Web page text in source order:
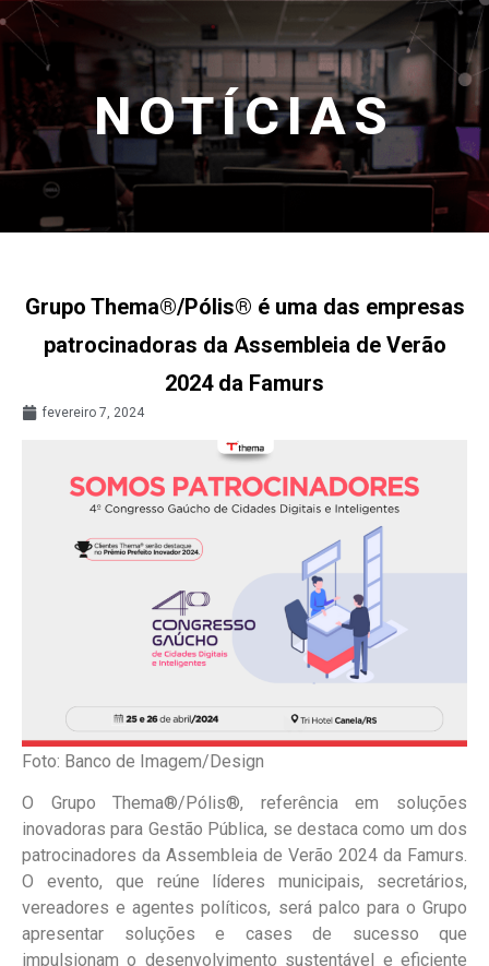
NOTÍCIAS
Grupo Thema®/Pólis® é uma das empresas
patrocinadoras da Assembleia de Verão
2024 da Famurs
fevereiro 7, 2024
Foto: Banco de Imagem/Design
O Grupo Thema®/Pólis®, referência em soluções
inovadoras para Gestão Pública, se destaca como um dos
patrocinadores da Assembleia de Verão 2024 da Famurs.
O evento, que reúne líderes municipais, secretários,
vereadores e agentes políticos, será palco para o Grupo
apresentar soluções e cases de sucesso que
impulsionam o desenvolvimento sustentável e eficiente